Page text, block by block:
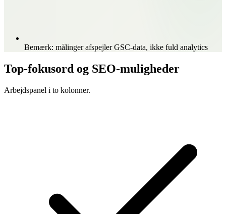
Bemærk: målinger afspejler GSC-data, ikke fuld analytics
Top-fokusord og SEO-muligheder
Arbejdspanel i to kolonner.